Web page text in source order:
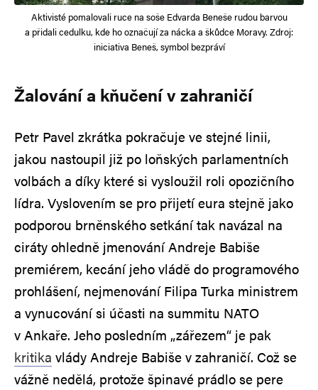
Aktivisté pomalovali ruce na soše Edvarda Beneše rudou barvou
a přidali cedulku, kde ho označují za nácka a škůdce Moravy. Zdroj:
iniciativa Beneš, symbol bezpráví
Žalování a kňučení v zahraničí
Petr Pavel zkrátka pokračuje ve stejné linii,
jakou nastoupil již po loňských parlamentních
volbách a díky které si vysloužil roli opozičního
lídra. Vyslovením se pro přijetí eura stejně jako
podporou brněnského setkání tak navázal na
ciráty ohledně jmenování Andreje Babiše
premiérem, kecání jeho vládě do programového
prohlášení, nejmenování Filipa Turka ministrem
a vynucování si účasti na summitu NATO
v Ankaře. Jeho posledním „zářezem“ je pak
kritika vlády Andreje Babiše v zahraničí. Což se
vážně nedělá, protože špinavé prádlo se pere